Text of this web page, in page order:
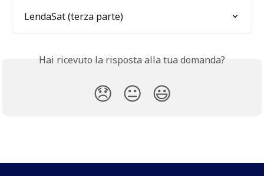
LendaSat (terza parte)
Hai ricevuto la risposta alla tua domanda?
😞 😐 😃